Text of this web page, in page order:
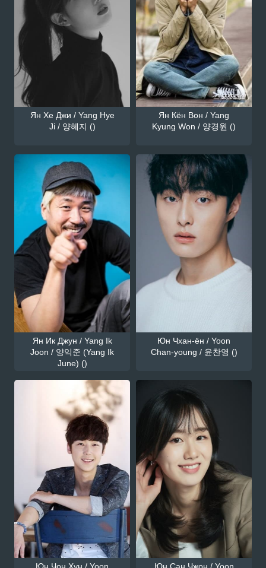
Ян Хе Джи / Yang Hye
Ji / 양혜지 ()
Ян Кён Вон / Yang
Kyung Won / 양경원 ()
Ян Ик Джун / Yang Ik
Joon / 양익준 (Yang Ik
June) ()
Юн Чхан-ён / Yoon
Chan-young / 윤찬영 ()
Юн Чон Хун / Yoon Юн Сан Чжон / Yoon